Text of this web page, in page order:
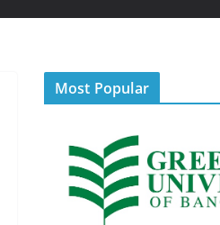
Most Popular